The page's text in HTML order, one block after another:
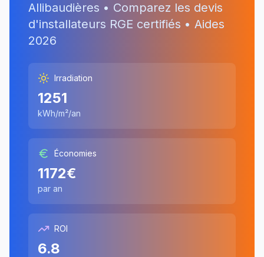
Allibaudières • Comparez les devis
d'installateurs RGE certifiés • Aides
2026
Irradiation
1251
kWh/m²/an
Économies
1172€
par an
ROI
6.8